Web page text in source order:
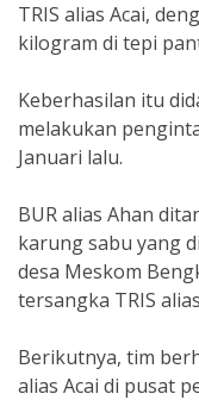
TRIS alias Acai,
kilogram di tepi
Keberhasilan itu
melakukan
Januari lalu.
BUR alias Ahan
karung sabu yang
desa Meskom
tersangka TRIS
Berikutnya, tim
alias Acai di pusat